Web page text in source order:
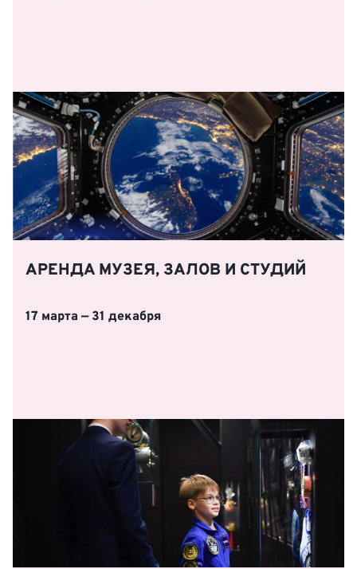
АРЕНДА МУЗЕЯ, ЗАЛОВ И СТУДИЙ
17 марта — 31 декабря